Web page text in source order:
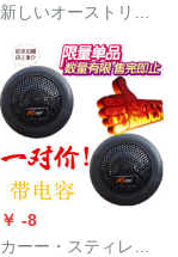
新しいオーストリア
す。スピカの分周器
の二分周高低2路分周
器の音質向上器HIFI
D 226(二分周器)
￥ -8
カーー・スティレオ